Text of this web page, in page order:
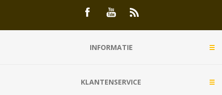
INFORMATIE
KLANTENSERVICE